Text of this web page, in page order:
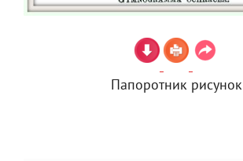
Папоротник рисунок